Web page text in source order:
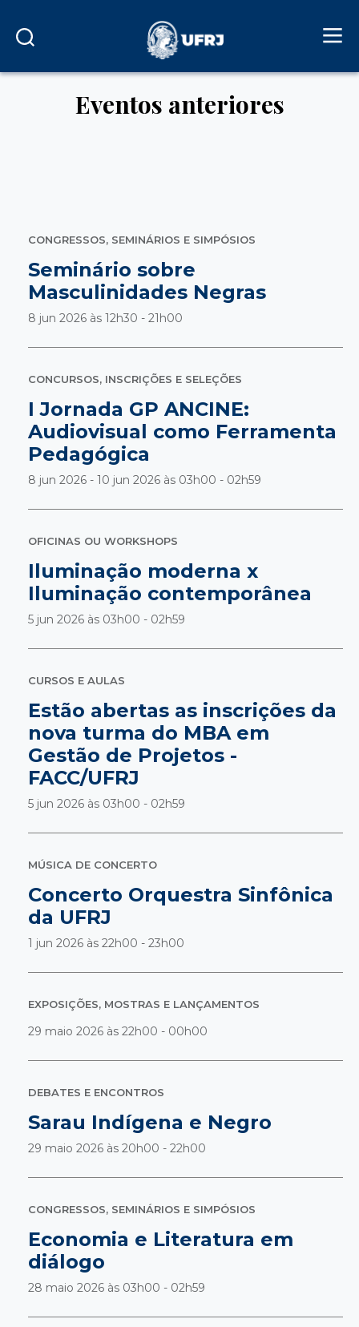
Eventos anteriores
CONGRESSOS, SEMINÁRIOS E SIMPÓSIOS
Seminário sobre
Masculinidades Negras
8 jun 2026 às 12h30 - 21h00
CONCURSOS, INSCRIÇÕES E SELEÇÕES
I Jornada GP ANCINE:
Audiovisual como Ferramenta
Pedagógica
8 jun 2026 - 10 jun 2026 às 03h00 - 02h59
OFICINAS OU WORKSHOPS
Iluminação moderna x
Iluminação contemporânea
5 jun 2026 às 03h00 - 02h59
CURSOS E AULAS
Estão abertas as inscrições da
nova turma do MBA em
Gestão de Projetos -
FACC/UFRJ
5 jun 2026 às 03h00 - 02h59
MÚSICA DE CONCERTO
Concerto Orquestra Sinfônica
da UFRJ
1 jun 2026 às 22h00 - 23h00
EXPOSIÇÕES, MOSTRAS E LANÇAMENTOS
29 maio 2026 às 22h00 - 00h00
DEBATES E ENCONTROS
Sarau Indígena e Negro
29 maio 2026 às 20h00 - 22h00
CONGRESSOS, SEMINÁRIOS E SIMPÓSIOS
Economia e Literatura em
diálogo
28 maio 2026 às 03h00 - 02h59